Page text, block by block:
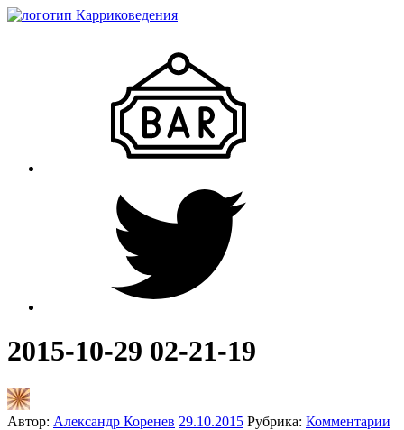
2015-10-29 02-21-19
Автор: Александр Коренев 29.10.2015 Рубрика: Комментарии